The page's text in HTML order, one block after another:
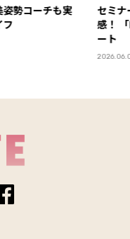
勢コーチも実
セミナ
感！ 「FYTTEウェルネスデイ」イベントレポ
ート